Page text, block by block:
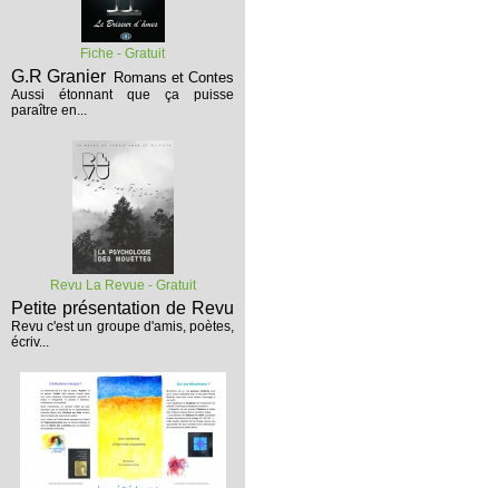
Fiche - Gratuit
G.R Granier Romans et Contes
Aussi étonnant que ça puisse
paraître en...
Revu La Revue - Gratuit
Petite présentation de Revu
Revu c'est un groupe d'amis, poètes,
écriv...